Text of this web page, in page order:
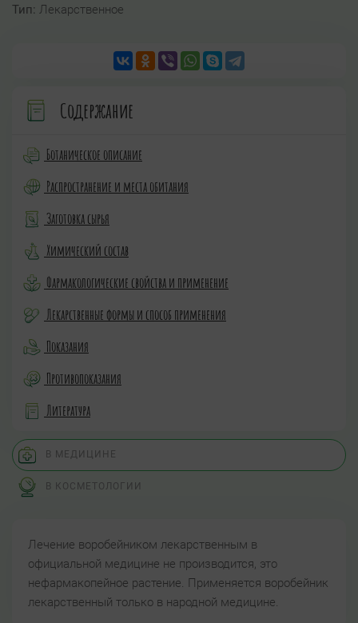
Тип: Лекарственное
Содержание
Ботаническое описание
Распространение и места обитания
Заготовка сырья
Химический состав
Фармакологические свойства и применение
Лекарственные формы и способ применения
Показания
Противопоказания
Литература
В МЕДИЦИНЕ
В КОСМЕТОЛОГИИ
Лечение воробейником лекарственным в
официальной медицине не производится, это
нефармакопейное растение. Применяется воробейник
лекарственный только в народной медицине.